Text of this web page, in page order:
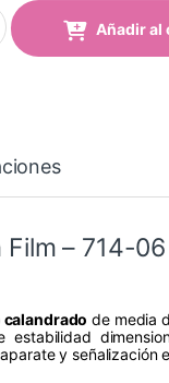
Tilo (714-06 Lime
Añadir al
– 714-
de media
estabilidad
y señalización